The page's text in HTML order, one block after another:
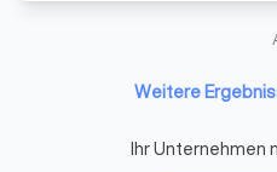
Weitere
Ihr Unternehmen